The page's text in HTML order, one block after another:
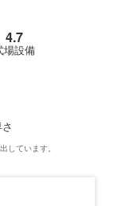
4.7
場設備
しています。